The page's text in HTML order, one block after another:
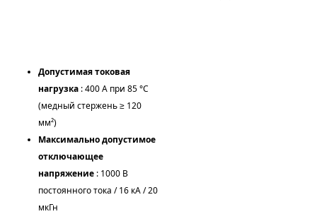
Допустимая токовая
нагрузка : 400 А при 85 °C
(медный стержень ≥ 120
мм²)
Максимально допустимое
отключающее
напряжение : 1000 В
постоянного тока / 16 кА / 20
мкГн